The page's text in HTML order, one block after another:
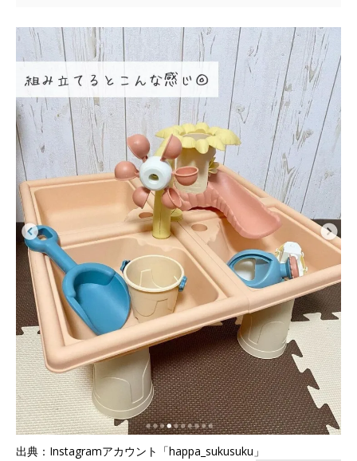
出典：Instagramアカウント「happa_sukusuku」